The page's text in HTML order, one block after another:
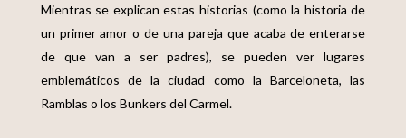
Mientras se explican estas historias (como la historia de
un primer amor o de una pareja que acaba de enterarse
de que van a ser padres), se pueden ver lugares
emblemáticos de la ciudad como la Barceloneta, las
Ramblas o los Bunkers del Carmel.